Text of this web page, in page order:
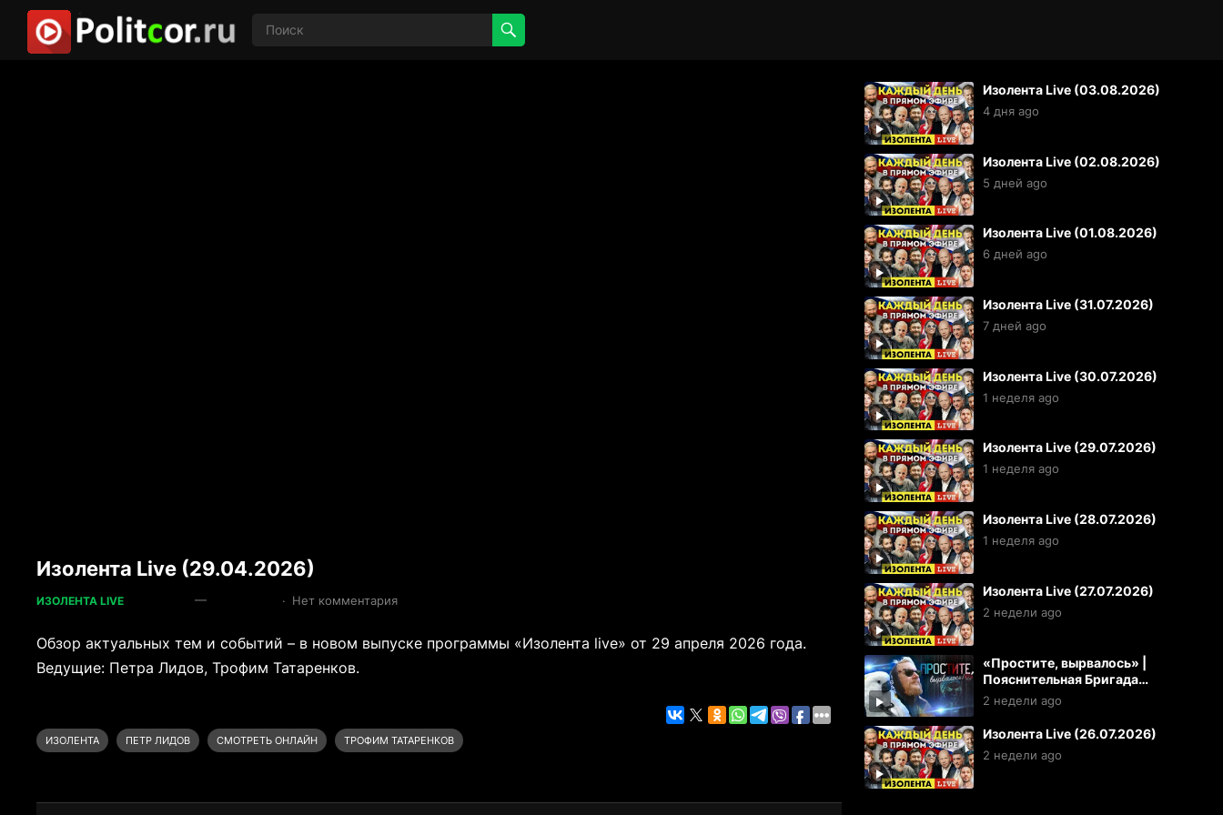
Изолента Live (29.04.2026)
ИЗОЛЕНТА LIVE — · Нет комментария
Обзор актуальных тем и событий – в новом выпуске программы «Изолента live» от 29 апреля 2026 года.
Ведущие: Петра Лидов, Трофим Татаренков.
ИЗОЛЕНТА ПЕТР ЛИДОВ СМОТРЕТЬ ОНЛАЙН ТРОФИМ ТАТАРЕНКОВ
Изолента Live (03.08.2026)
4 дня ago
Изолента Live (02.08.2026)
5 дней ago
Изолента Live (01.08.2026)
6 дней ago
Изолента Live (31.07.2026)
7 дней ago
Изолента Live (30.07.2026)
1 неделя ago
Изолента Live (29.07.2026)
1 неделя ago
Изолента Live (28.07.2026)
1 неделя ago
Изолента Live (27.07.2026)
2 недели ago
«Простите, вырвалось» |
Пояснительная Бригада
(26.07.2026)
2 недели ago
Изолента Live (26.07.2026)
2 недели ago